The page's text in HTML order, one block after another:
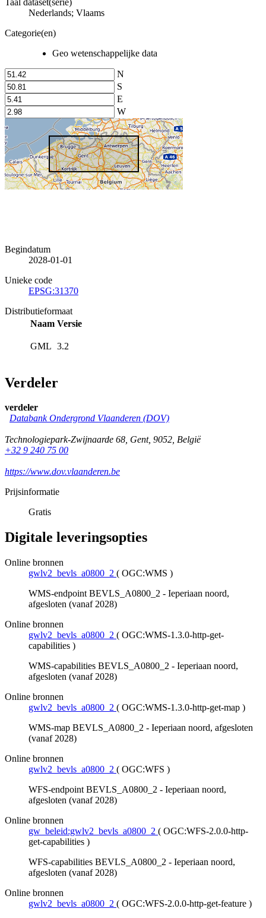
Nederlands; Vlaams
Categorie(en)
Geo wetenschappelijke data
N
S
E
W
Begindatum
2028-01-01
Unieke code
EPSG:31370
Distributieformaat
Naam Versie
GML 3.2
Verdeler
verdeler
Databank Ondergrond Vlaanderen (DOV)
Technologiepark-Zwijnaarde 68, Gent, 9052, België
+32 9 240 75 00
https://www.dov.vlaanderen.be
Prijsinformatie
Gratis
Digitale leveringsopties
Online bronnen
gwlv2_bevls_a0800_2 ( OGC:WMS )
WMS-endpoint BEVLS_A0800_2 - Ieperiaan noord,
afgesloten (vanaf 2028)
Online bronnen
gwlv2_bevls_a0800_2 ( OGC:WMS-1.3.0-http-get-
capabilities )
WMS-capabilities BEVLS_A0800_2 - Ieperiaan noord,
afgesloten (vanaf 2028)
Online bronnen
gwlv2_bevls_a0800_2 ( OGC:WMS-1.3.0-http-get-map )
WMS-map BEVLS_A0800_2 - Ieperiaan noord, afgesloten
(vanaf 2028)
Online bronnen
gwlv2_bevls_a0800_2 ( OGC:WFS )
WFS-endpoint BEVLS_A0800_2 - Ieperiaan noord,
afgesloten (vanaf 2028)
Online bronnen
gw_beleid:gwlv2_bevls_a0800_2 ( OGC:WFS-2.0.0-http-
get-capabilities )
WFS-capabilities BEVLS_A0800_2 - Ieperiaan noord,
afgesloten (vanaf 2028)
Online bronnen
gwlv2_bevls_a0800_2 ( OGC:WFS-2.0.0-http-get-feature )